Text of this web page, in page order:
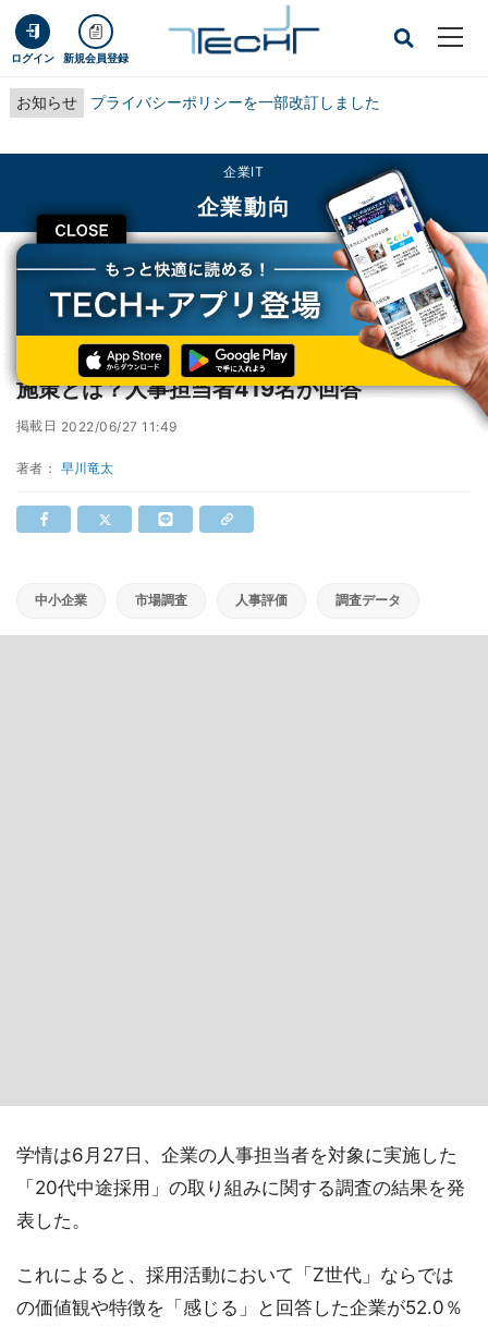
ログイン 新規会員登録
お知らせ プライバシーポリシーを一部改訂しました
CLOSE
企業IT
企業動向
TECH+ 企業IT
企業動向
20代中途採用の応募を増やすためにとるべき施策とは？人事担当者419名が回答
20代中途採用の応募を増やすためにとるべき
施策とは？人事担当者419名が回答
掲載日 2022/06/27 11:49
著者： 早川竜太
中小企業 市場調査 人事評価 調査データ
学情は6月27日、企業の人事担当者を対象に実施した
「20代中途採用」の取り組みに関する調査の結果を発
表した。
これによると、採用活動において「Z世代」ならでは
の価値観や特徴を「感じる」と回答した企業が52.0％